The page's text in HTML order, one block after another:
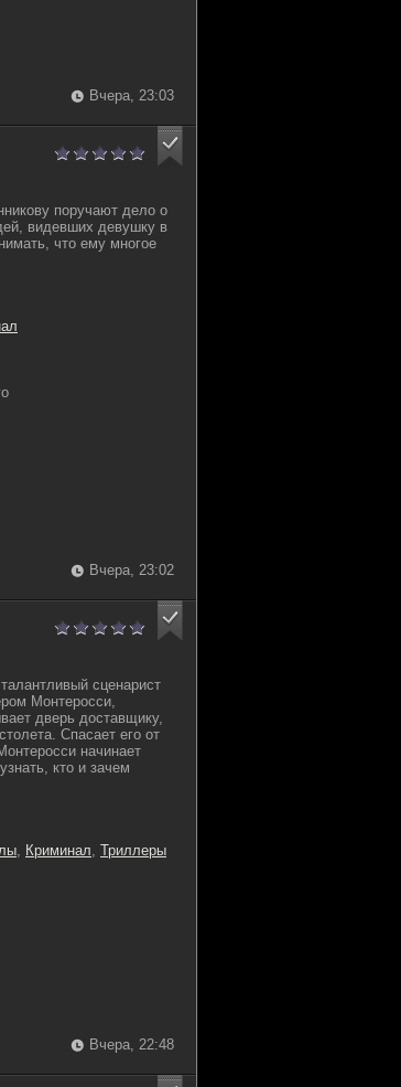
Вчера, 23:03
поручают дело о
видевших девушку в
что ему многое
Вчера, 23:02
сценарист
Монтеросси,
дверь доставщику,
Спасает его от
начинает
кто и зачем
, Криминал, Триллеры
Вчера, 22:48